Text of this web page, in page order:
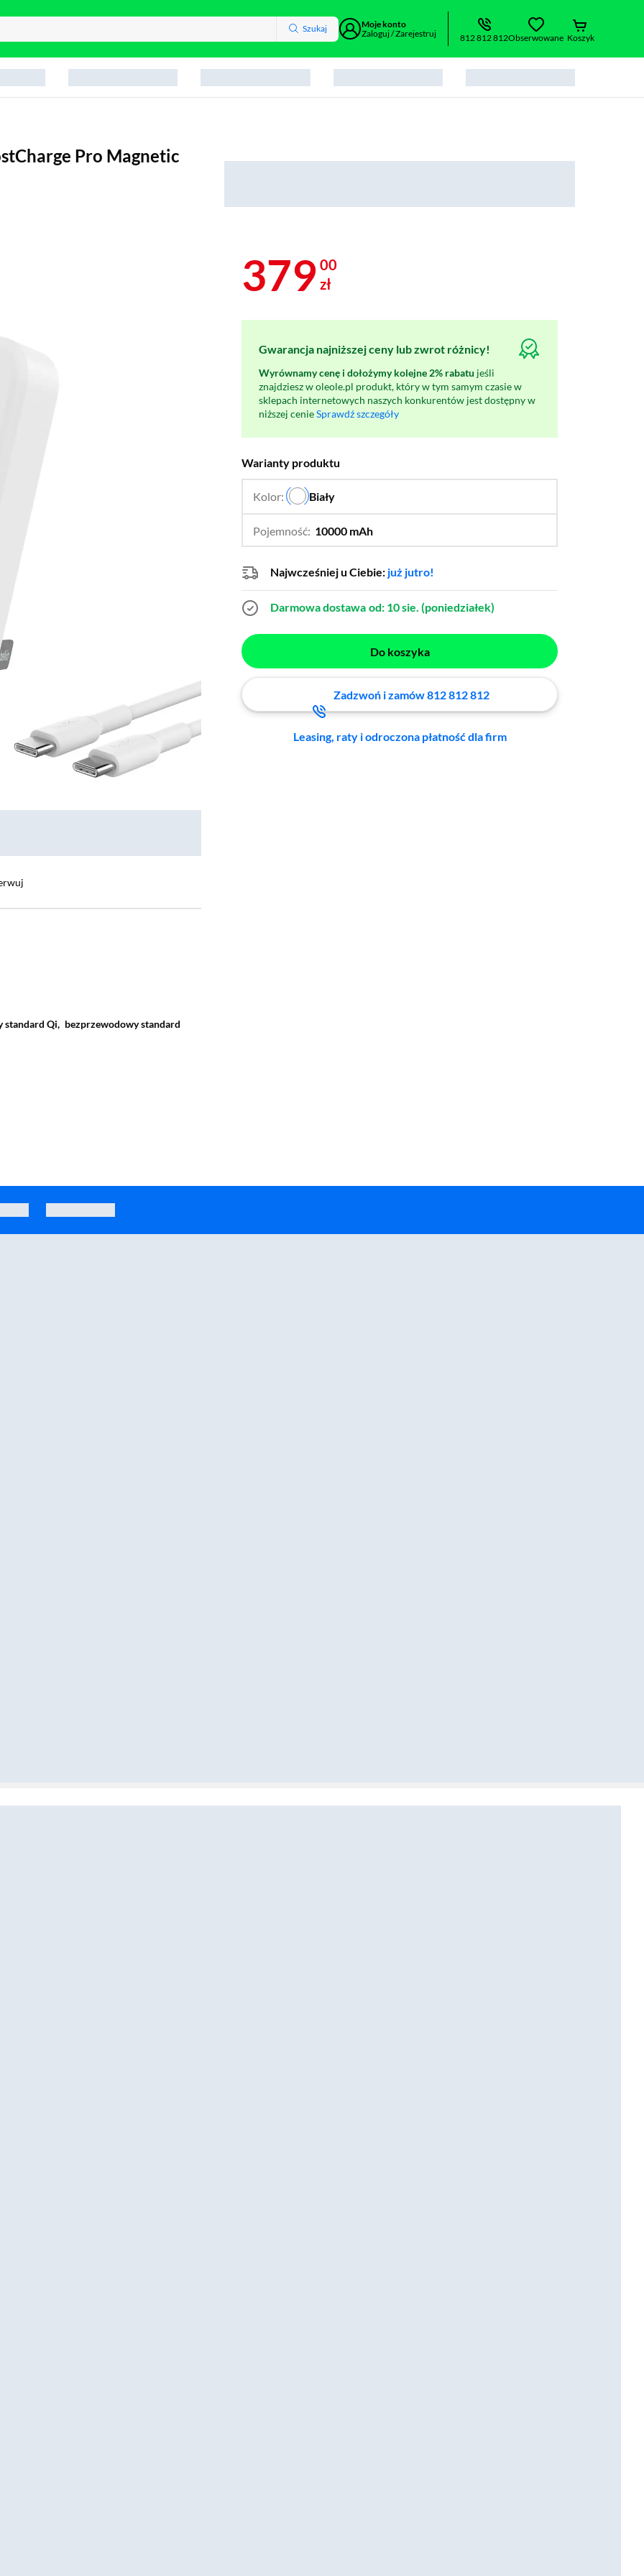
Szukaj
Moje konto
Zaloguj / Zarejestruj
812 812 812Obserwowane Koszyk
Pro Magnetic
379 00
zł
Gwarancja najniższej ceny lub zwrot różnicy!
Wyrównamy cenę i dołożymy kolejne 2% rabatu jeśli
znajdziesz w oleole.pl produkt, który w tym samym czasie w
sklepach internetowych naszych konkurentów jest dostępny w
niższej cenieSprawdź szczegóły
Warianty produktu
Kolor: Biały
Pojemność: 10000 mAh
Najwcześniej u Ciebie: już jutro!
Darmowa dostawa od: 10 sie. (poniedziałek)
Do koszyka
Zadzwoń i zamów 812 812 812
Leasing, raty i odroczona płatność dla firm
standard Qi, bezprzewodowy standard